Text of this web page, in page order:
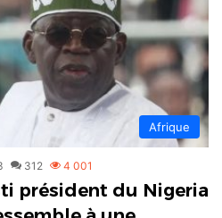
Afrique
312 4 001
président du Nigeria